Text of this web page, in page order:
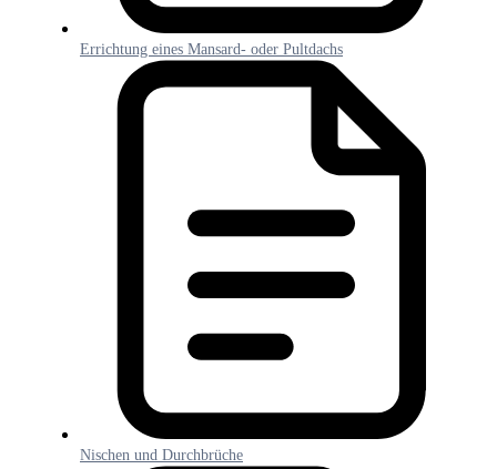
Errichtung eines Mansard- oder Pultdachs
Nischen und Durchbrüche